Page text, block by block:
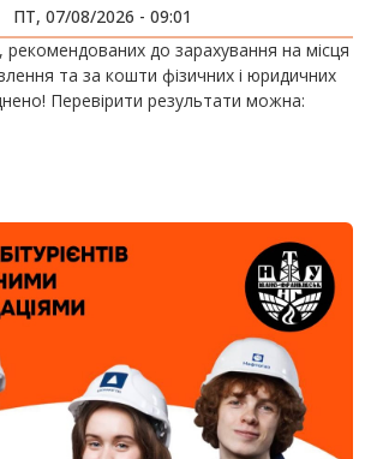
ПТ, 07/08/2026 - 09:01
рекомендованих до зарахування на місця
та за кошти фізичних і юридичних
Перевірити результати можна: